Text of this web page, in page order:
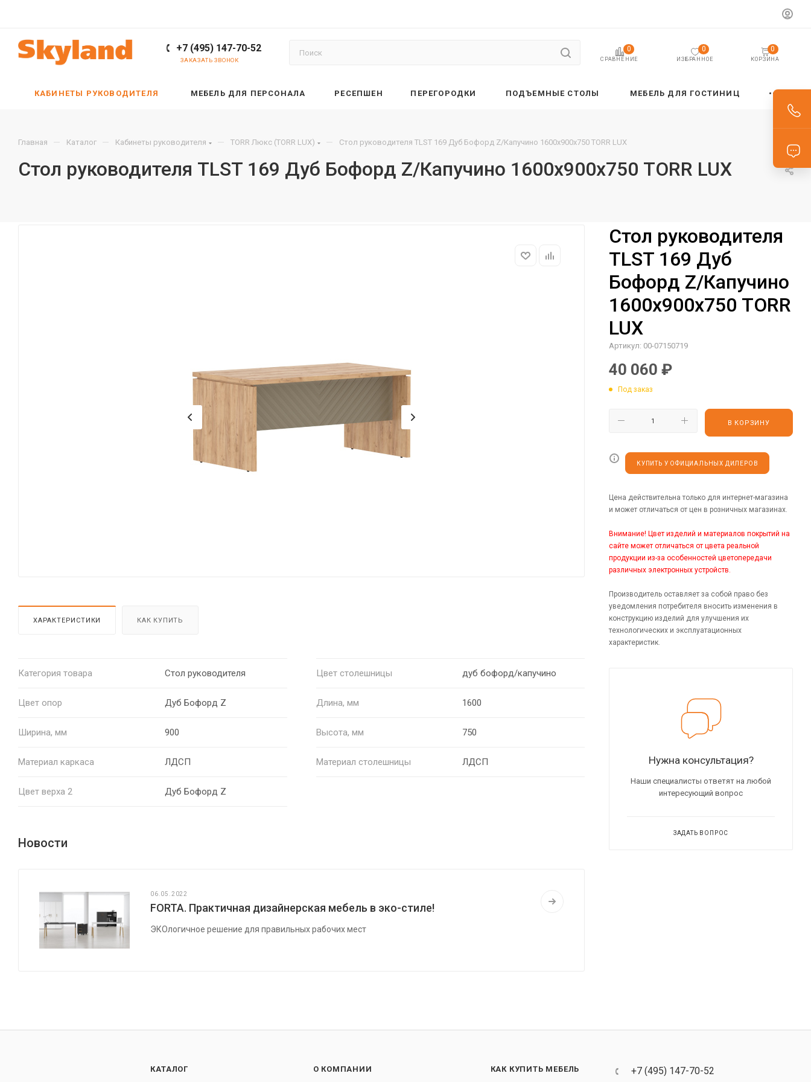
+7 (495) 147-70-52
ЗАКАЗАТЬ ЗВОНОК СРАВНЕНИЕ
0
ИЗБРАННОЕ
0
КОРЗИНА
0
КАБИНЕТЫ РУКОВОДИТЕЛЯ МЕБЕЛЬ ДЛЯ ПЕРСОНАЛА РЕСЕПШЕН ПЕРЕГОРОДКИ ПОДЪЕМНЫЕ СТОЛЫ МЕБЕЛЬ ДЛЯ ГОСТИНИЦ
Главная — Каталог — Кабинеты руководителя — TORR Люкс (TORR LUX) — Стол руководителя TLST 169 Дуб Бофорд Z/Капучино 1600х900х750 TORR LUX
Стол руководителя TLST 169 Дуб Бофорд Z/Капучино 1600х900х750 TORR LUX
ХАРАКТЕРИСТИКИ КАК КУПИТЬ
Категория товара Стол руководителя Цвет столешницы дуб бофорд/капучино
Цвет опор Дуб Бофорд Z Длина, мм 1600
Ширина, мм 900 Высота, мм 750
Материал каркаса ЛДСП Материал столешницы ЛДСП
Цвет верха 2 Дуб Бофорд Z
Новости
06.05.2022
FORTA. Практичная дизайнерская мебель в эко-стиле!
ЭКОлогичное решение для правильных рабочих мест
Стол руководителя
TLST 169 Дуб
Бофорд Z/Капучино
1600х900х750 TORR
LUX
Артикул: 00-07150719
40 060 ₽
Под заказ
В КОРЗИНУ
КУПИТЬ У ОФИЦИАЛЬНЫХ ДИЛЕРОВ
Цена действительна только для интернет-магазина
и может отличаться от цен в розничных магазинах.
Внимание! Цвет изделий и материалов покрытий на
сайте может отличаться от цвета реальной
продукции из-за особенностей цветопередачи
различных электронных устройств.
Производитель оставляет за собой право без
уведомления потребителя вносить изменения в
конструкцию изделий для улучшения их
технологических и эксплуатационных
характеристик.
Нужна консультация?
Наши специалисты ответят на любой
интересующий вопрос
ЗАДАТЬ ВОПРОС
КАТАЛОГ О КОМПАНИИ КАК КУПИТЬ МЕБЕЛЬ +7 (495) 147-70-52